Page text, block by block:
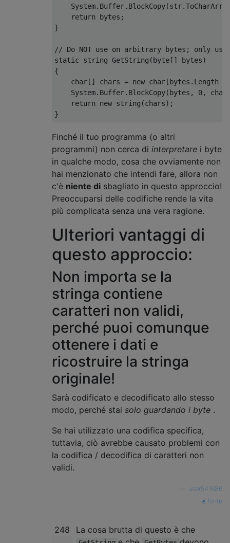
System. Buffer. BlockCopy(str.
return bytes ;
}
// Do NOT use on arbitrary bytes; only use
static
string GetString (byte[] bytes)
{
char[] chars = new char[bytes . Length
System. Buffer. BlockCopy(bytes , 0,
return
new string (chars);
}
Finché il tuo programma (o altri
programmi) non cerca di interpretare i byte
in qualche modo, cosa che ovviamente non
hai menzionato che intendi fare, allora non
c'è niente di sbagliato in questo approccio!
Preoccuparsi delle codifiche rende la vita
più complicata senza una vera ragione.
Ulteriori vantaggi di
questo approccio:
Non importa se la
stringa contiene
caratteri non validi,
perché puoi comunque
ottenere i dati e
ricostruire la stringa
originale!
Sarà codificato e decodificato allo stesso
modo, perché stai solo guardando i byte .
Se hai utilizzato una codifica specifica,
tuttavia, ciò avrebbe causato problemi con
la codifica / decodifica di caratteri non
validi.
user541686
fonte
248 La cosa brutta di questo è che